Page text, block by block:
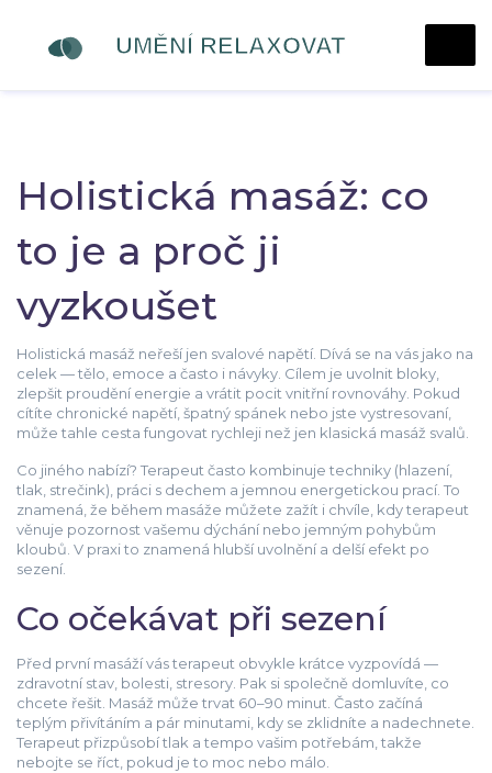
Holistická masáž: co
to je a proč ji
vyzkoušet
Holistická masáž neřeší jen svalové napětí. Dívá se na vás jako na
celek — tělo, emoce a často i návyky. Cílem je uvolnit bloky,
zlepšit proudění energie a vrátit pocit vnitřní rovnováhy. Pokud
cítíte chronické napětí, špatný spánek nebo jste vystresovaní,
může tahle cesta fungovat rychleji než jen klasická masáž svalů.
Co jiného nabízí? Terapeut často kombinuje techniky (hlazení,
tlak, strečink), práci s dechem a jemnou energetickou prací. To
znamená, že během masáže můžete zažít i chvíle, kdy terapeut
věnuje pozornost vašemu dýchání nebo jemným pohybům
kloubů. V praxi to znamená hlubší uvolnění a delší efekt po
sezení.
Co očekávat při sezení
Před první masáží vás terapeut obvykle krátce vyzpovídá —
zdravotní stav, bolesti, stresory. Pak si společně domluvíte, co
chcete řešit. Masáž může trvat 60–90 minut. Často začíná
teplým přivítáním a pár minutami, kdy se zklidníte a nadechnete.
Terapeut přizpůsobí tlak a tempo vašim potřebám, takže
nebojte se říct, pokud je to moc nebo málo.